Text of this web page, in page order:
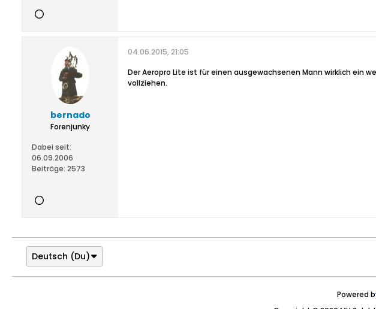
bernado
Forenjunky
Dabei seit:
06.09.2006
Beiträge: 2573
04.06.2015, 21:05
Der Aeropro Lite ist für einen ausgewachsenen Mann wirklich ein
vollziehen.
Deutsch (Du)
Powered